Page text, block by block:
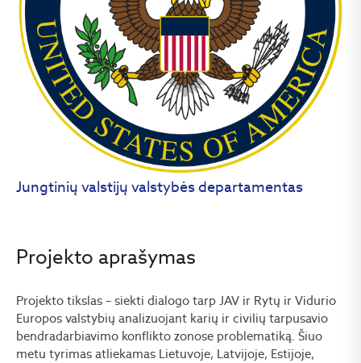
Jungtinių valstijų valstybės departamentas
Projekto aprašymas
Projekto tikslas – siekti dialogo tarp JAV ir Rytų ir Vidurio
Europos valstybių analizuojant karių ir civilių tarpusavio
bendradarbiavimo konflikto zonose problematiką. Šiuo
metu tyrimas atliekamas Lietuvoje, Latvijoje, Estijoje,